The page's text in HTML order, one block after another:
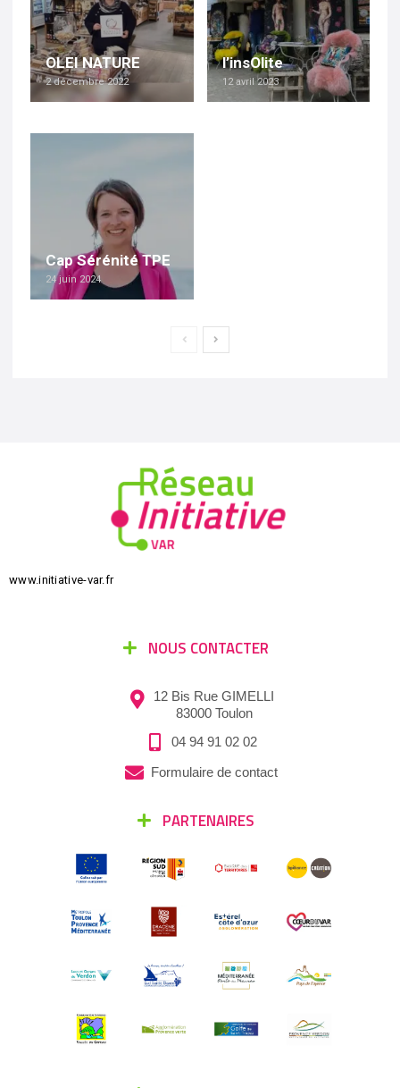
OLEI NATURE
2 décembre 2022
l’insOlite
12 avril 2023
Cap Sérénité TPE
24 juin 2024
www.initiative-var.fr
NOUS CONTACTER
12 Bis Rue GIMELLI
83000 Toulon
04 94 91 02 02
Formulaire de contact
PARTENAIRES